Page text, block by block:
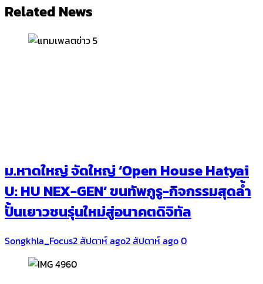
Related News
ม.หาดใหญ่ จัดใหญ่ ‘Open House Hatyai
U: HU NEX-GEN’ ขนทัพกูรู-กิจกรรมสุดล้ำ
ปั้นเยาวชนรุ่นใหม่สู่อนาคตดิจิทัล
Songkhla_Focus2 สัปดาห์ ago2 สัปดาห์ ago0